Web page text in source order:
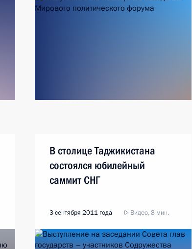
В столице Таджикистана
состоялся юбилейный
саммит СНГ
3 сентября 2011 года Видео, 8 мин.